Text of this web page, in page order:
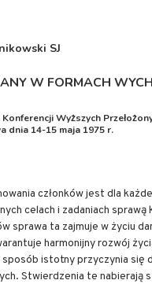
SJ
W FORMACH
Wyższych
dnia 14-15 maja 1975 r.
członków jest dla
celach i zadaniach sprawą
sprawa ta zajmuje w życiu
harmonijny rozwój
istotny przyczynia się
Stwierdzenia te nabierają